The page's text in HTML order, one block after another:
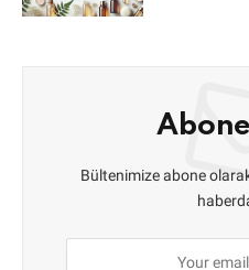
Bültenimize abone